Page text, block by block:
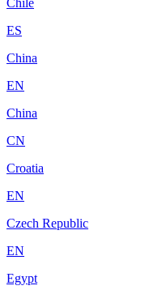
ES
China
EN
China
CN
Croatia
EN
Czech Republic
EN
Egypt